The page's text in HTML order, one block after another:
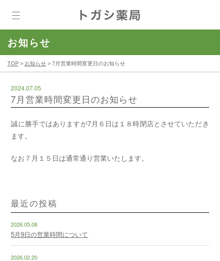
お知らせ
TOP > お知らせ > 7月営業時間変更日のお知らせ
2024.07.05
7月営業時間変更日のお知らせ
誠に勝手ではありますが7月６日は１８時閉店とさせていただき
ます。
なお７月１５日は通常通り営業いたします。
最近の投稿
2026.05.08
5月9日の営業時間について
2026.02.20